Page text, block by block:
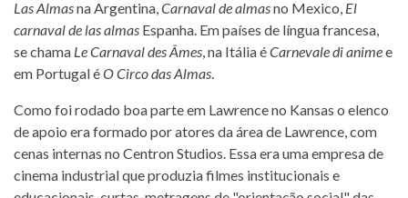
Las Almasna Argentina,Carnaval de almasno Mexico, El
carnaval de las almas Espanha. Em países de língua francesa,
se chama Le Carnaval des Âmes, na Itália éCarnevale di animee
em Portugal éO Circo das Almas.
Como foi rodado boa parte em Lawrence no Kansas o elenco
de apoio era formado por atores da área de Lawrence, com
cenas internas no Centron Studios. Essa era uma empresa de
cinema industrial que produzia filmes institucionais e